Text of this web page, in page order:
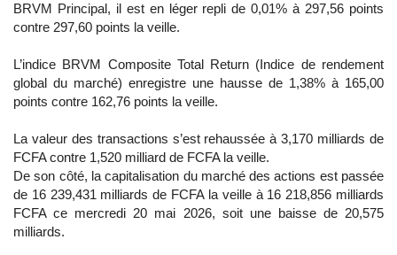
BRVM Principal, il est en léger repli de 0,01% à 297,56 points
contre 297,60 points la veille.
L’indice BRVM Composite Total Return (Indice de rendement
global du marché) enregistre une hausse de 1,38% à 165,00
points contre 162,76 points la veille.
La valeur des transactions s’est rehaussée à 3,170 milliards de
FCFA contre 1,520 milliard de FCFA la veille.
De son côté, la capitalisation du marché des actions est passée
de 16 239,431 milliards de FCFA la veille à 16 218,856 milliards
FCFA ce mercredi 20 mai 2026, soit une baisse de 20,575
milliards.